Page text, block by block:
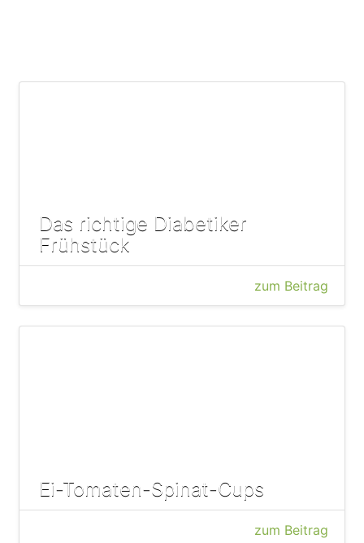
Das richtige Diabetiker
Frühstück
zum Beitrag
Ei-Tomaten-Spinat-Cups
zum Beitrag